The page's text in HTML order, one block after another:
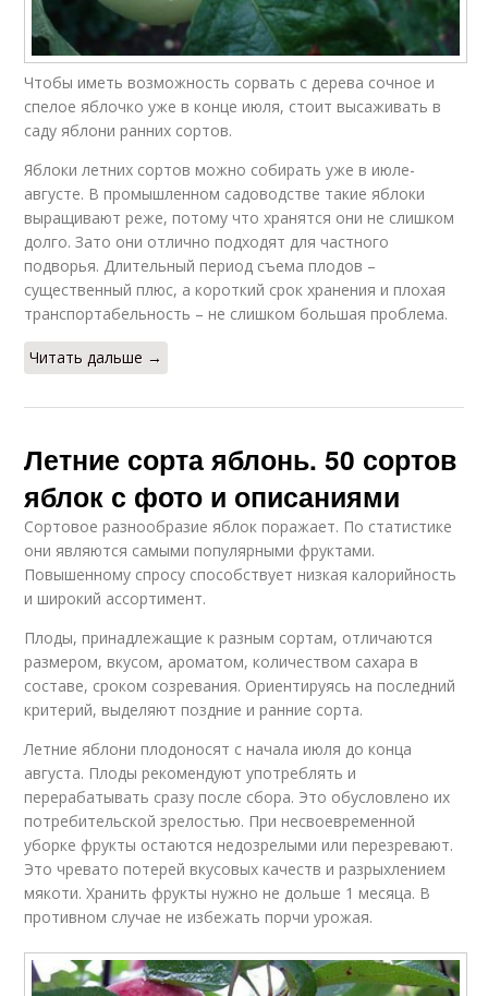
Чтобы иметь возможность сорвать с дерева сочное и
спелое яблочко уже в конце июля, стоит высаживать в
саду яблони ранних сортов.
Яблоки летних сортов можно собирать уже в июле-
августе. В промышленном садоводстве такие яблоки
выращивают реже, потому что хранятся они не слишком
долго. Зато они отлично подходят для частного
подворья. Длительный период съема плодов –
существенный плюс, а короткий срок хранения и плохая
транспортабельность – не слишком большая проблема.
Читать дальше →
Летние сорта яблонь. 50 сортов
яблок с фото и описаниями
Сортовое разнообразие яблок поражает. По статистике
они являются самыми популярными фруктами.
Повышенному спросу способствует низкая калорийность
и широкий ассортимент.
Плоды, принадлежащие к разным сортам, отличаются
размером, вкусом, ароматом, количеством сахара в
составе, сроком созревания. Ориентируясь на последний
критерий, выделяют поздние и ранние сорта.
Летние яблони плодоносят с начала июля до конца
августа. Плоды рекомендуют употреблять и
перерабатывать сразу после сбора. Это обусловлено их
потребительской зрелостью. При несвоевременной
уборке фрукты остаются недозрелыми или перезревают.
Это чревато потерей вкусовых качеств и разрыхлением
мякоти. Хранить фрукты нужно не дольше 1 месяца. В
противном случае не избежать порчи урожая.